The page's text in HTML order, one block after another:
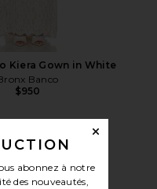
Kiera Gown in White
Banco
$950
abonnez à notre
des nouveautés,